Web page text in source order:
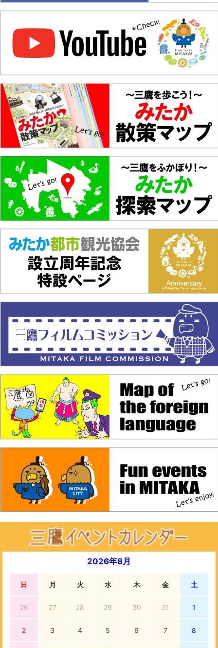
2026年8月
日 月 火 水 木 金 土
26 27 28 29 30 31 1
2 3 4 5 6 7 8